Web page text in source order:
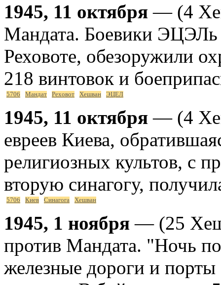
1945, 11 октября — (4
Мандата. Боевики ЭЦЭЛь
Реховоте, обезоружили
218 винтовок и
5706 Мандат Реховот Хешван ЭЦЕЛ
1945, 11 октября — (4
евреев Киева,
религиозных культов, с
вторую синагогу,
5706 Киев Синагога Хешван
1945, 1 ноября — (25
против Мандата. "Ночь
железные дороги и